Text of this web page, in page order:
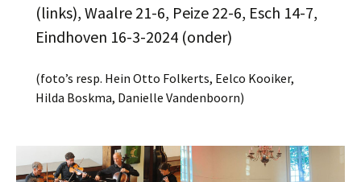
(links), Waalre 21-6, Peize 22-6, Esch 14-7,
Eindhoven 16-3-2024 (onder)
(foto’s resp. Hein Otto Folkerts, Eelco Kooiker,
Hilda Boskma, Danielle Vandenboorn)